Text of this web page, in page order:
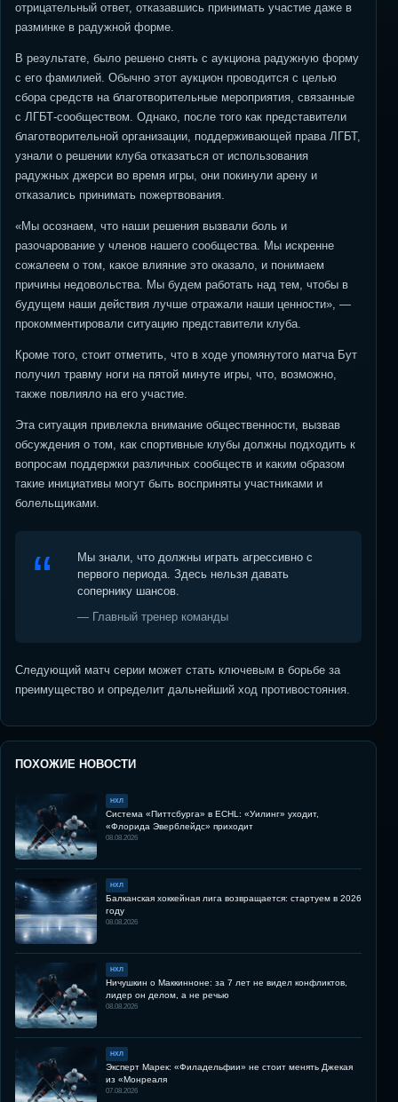
отрицательный ответ, отказавшись принимать участие даже в
разминке в радужной форме.
В результате, было решено снять с аукциона радужную форму
с его фамилией. Обычно этот аукцион проводится с целью
сбора средств на благотворительные мероприятия, связанные
с ЛГБТ-сообществом. Однако, после того как представители
благотворительной организации, поддерживающей права ЛГБТ,
узнали о решении клуба отказаться от использования
радужных джерси во время игры, они покинули арену и
отказались принимать пожертвования.
«Мы осознаем, что наши решения вызвали боль и
разочарование у членов нашего сообщества. Мы искренне
сожалеем о том, какое влияние это оказало, и понимаем
причины недовольства. Мы будем работать над тем, чтобы в
будущем наши действия лучше отражали наши ценности», —
прокомментировали ситуацию представители клуба.
Кроме того, стоит отметить, что в ходе упомянутого матча Бут
получил травму ноги на пятой минуте игры, что, возможно,
также повлияло на его участие.
Эта ситуация привлекла внимание общественности, вызвав
обсуждения о том, как спортивные клубы должны подходить к
вопросам поддержки различных сообществ и каким образом
такие инициативы могут быть восприняты участниками и
болельщиками.
Мы знали, что должны играть агрессивно с
первого периода. Здесь нельзя давать
сопернику шансов.
— Главный тренер команды
Следующий матч серии может стать ключевым в борьбе за
преимущество и определит дальнейший ход противостояния.
ПОХОЖИЕ НОВОСТИ
НХЛ
Система «Питтсбурга» в ECHL: «Уилинг» уходит,
«Флорида Эверблейдс» приходит
08.08.2026
НХЛ
Балканская хоккейная лига возвращается: стартуем в 2026
году
08.08.2026
НХЛ
Ничушкин о Маккинноне: за 7 лет не видел конфликтов,
лидер он делом, а не речью
08.08.2026
НХЛ
Эксперт Марек: «Филадельфии» не стоит менять Джекая
из «Монреаля
07.08.2026